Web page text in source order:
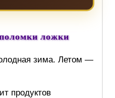
ложки
зима. Летом —
продуктов